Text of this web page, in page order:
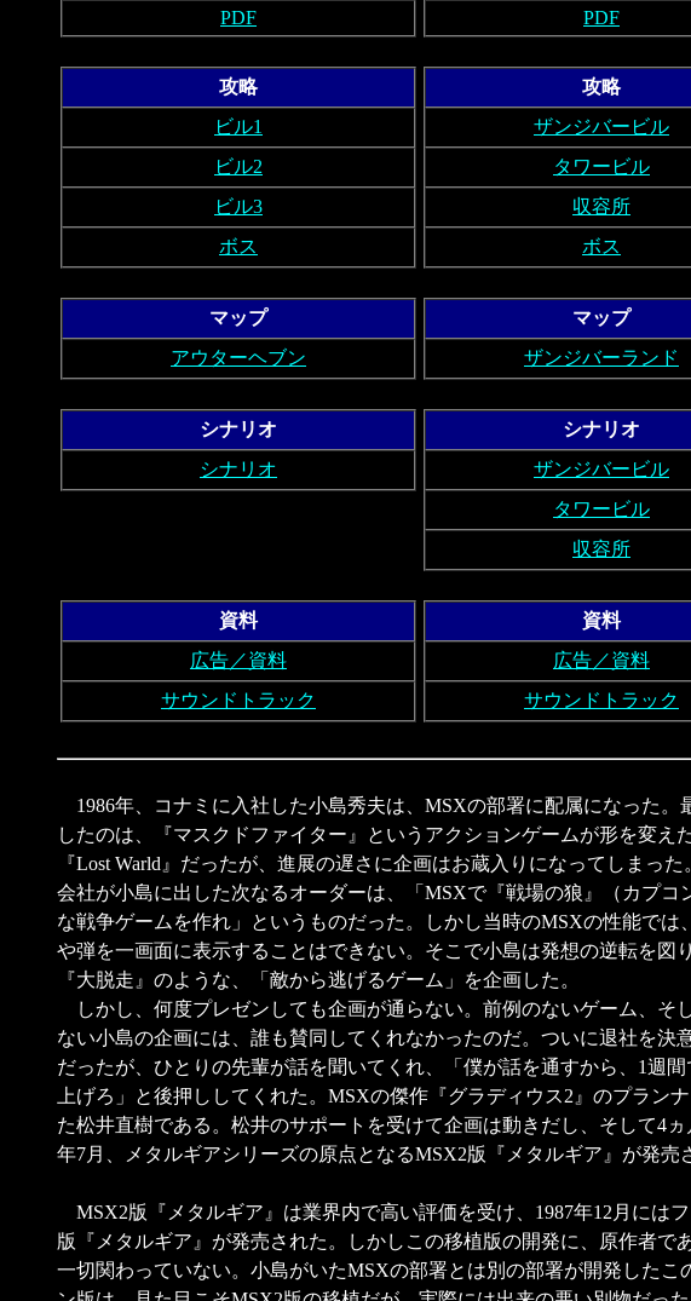
PDF
PDF
攻略
ビル1
ビル2
ビル3
ボス
攻略
ザンジバービル
タワービル
収容所
ボス
マップ
アウターヘブン
マップ
ザンジバーランド
シナリオ
シナリオ
シナリオ
ザンジバービル
タワービル
収容所
資料
広告／資料
サウンドトラック
資料
広告／資料
サウンドトラック
1986年、コナミに入社した小島秀夫は、MSXの部署に配属になった。
したのは、『マスクドファイター』というアクションゲームが形を変え
『Lost Warld』だったが、進展の遅さに企画はお蔵入りになってしまっ
会社が小島に出した次なるオーダーは、「MSXで『戦場の狼』（カプコ
な戦争ゲームを作れ」というものだった。しかし当時のMSXの性能では
や弾を一画面に表示することはできない。そこで小島は発想の逆転を図
『大脱走』のような、「敵から逃げるゲーム」を企画した。
しかし、何度プレゼンしても企画が通らない。前例のないゲーム、そ
ない小島の企画には、誰も賛同してくれなかったのだ。ついに退社を決
だったが、ひとりの先輩が話を聞いてくれ、「僕が話を通すから、1週
上げろ」と後押ししてくれた。MSXの傑作『グラディウス2』のプラン
た松井直樹である。松井のサポートを受けて企画は動きだし、そして4ヵ
年7月、メタルギアシリーズの原点となるMSX2版『メタルギア』が発売
MSX2版『メタルギア』は業界内で高い評価を受け、1987年12月には
版『メタルギア』が発売された。しかしこの移植版の開発に、原作者で
一切関わっていない。小島がいたMSXの部署とは別の部署が開発したこ